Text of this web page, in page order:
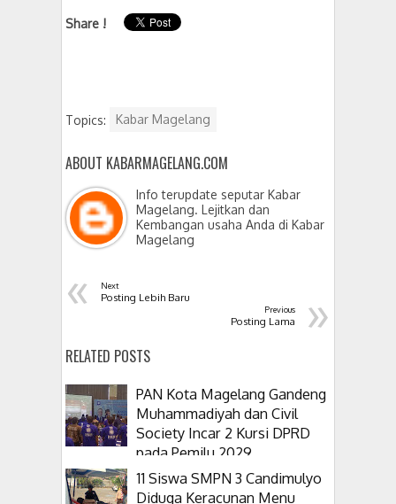
Share !
Topics: Kabar Magelang
ABOUT KABARMAGELANG.COM
Info terupdate seputar Kabar
Magelang. Lejitkan dan
Kembangan usaha Anda di Kabar
Magelang
« Next
Posting Lebih Baru »
Previous
Posting Lama
RELATED POSTS
PAN Kota Magelang Gandeng
Muhammadiyah dan Civil
Society Incar 2 Kursi DPRD
pada Pemilu 2029
11 Siswa SMPN 3 Candimulyo
Diduga Keracunan Menu